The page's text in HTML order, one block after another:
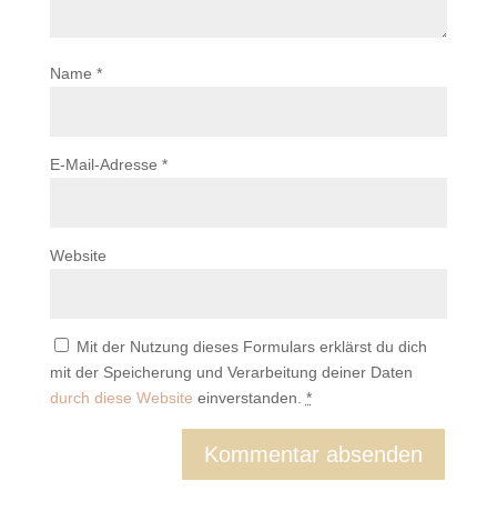
Name *
E-Mail-Adresse *
Website
Mit der Nutzung dieses Formulars erklärst du dich
mit der Speicherung und Verarbeitung deiner Daten
durch diese Website einverstanden. *